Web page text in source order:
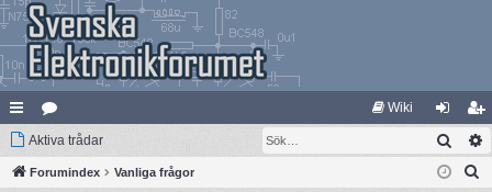
na
bb
at
eg
Wiki
og
ga
li
m
Aktiva trådar Sök
Forumindex Vanliga frågor